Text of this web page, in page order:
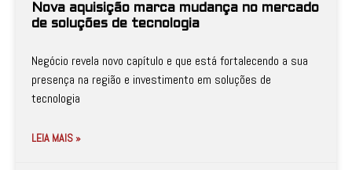
Nova aquisição marca mudança no mercado
de soluções de tecnologia
Negócio revela novo capítulo e que está fortalecendo a sua
presença na região e investimento em soluções de
tecnologia
LEIA MAIS »